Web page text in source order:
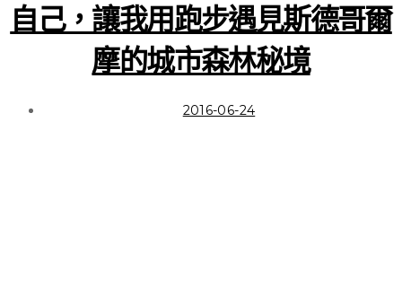
| 行走在日本東北 | 用雙腳
初識福島，這是我的五天
自己，讓我用跑步遇見斯德哥爾
摩的城市森林秘境
2016-06-24